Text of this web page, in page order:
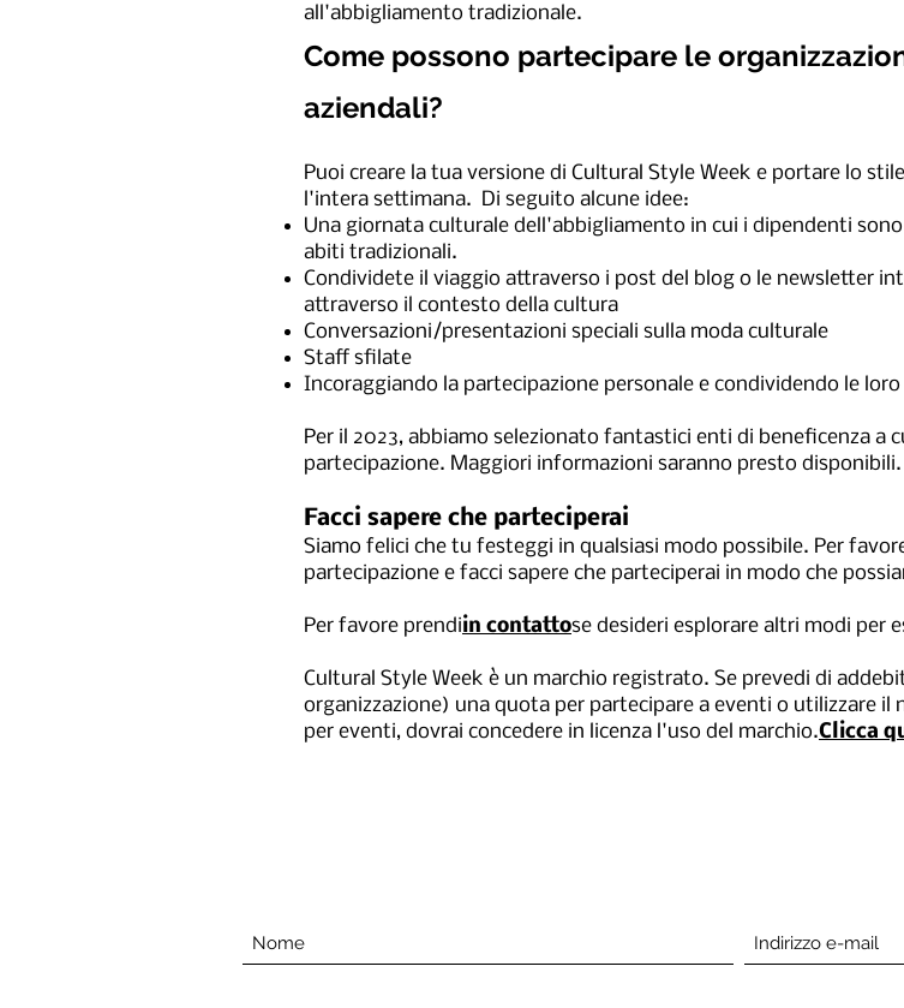
all'abbigliamento tradizionale.
Come possono partecipare le
aziendali?
Puoi creare la tua versione di Cultural Style Week e portare lo
l'intera settimana. Di seguito alcune idee:
Una giornata culturale dell'abbigliamento in cui i dipendenti
abiti tradizionali.
Condividete il viaggio attraverso i post del blog o le newsletter
attraverso il contesto della cultura
Conversazioni/presentazioni speciali sulla moda culturale
Staff sfilate
Incoraggiando la partecipazione personale e condividendo le
Per il 2023, abbiamo selezionato fantastici enti di beneficenza a
partecipazione. Maggiori informazioni saranno presto disponibili.
Facci sapere che parteciperai
Siamo felici che tu festeggi in qualsiasi modo possibile. Per
partecipazione e facci sapere che parteciperai in modo che
Per favore prendiin contattose desideri esplorare altri modi per
Cultural Style Week è un marchio registrato. Se prevedi di
organizzazione) una quota per partecipare a eventi o utilizzare
per eventi, dovrai concedere in licenza l'uso del marchio.Clicca